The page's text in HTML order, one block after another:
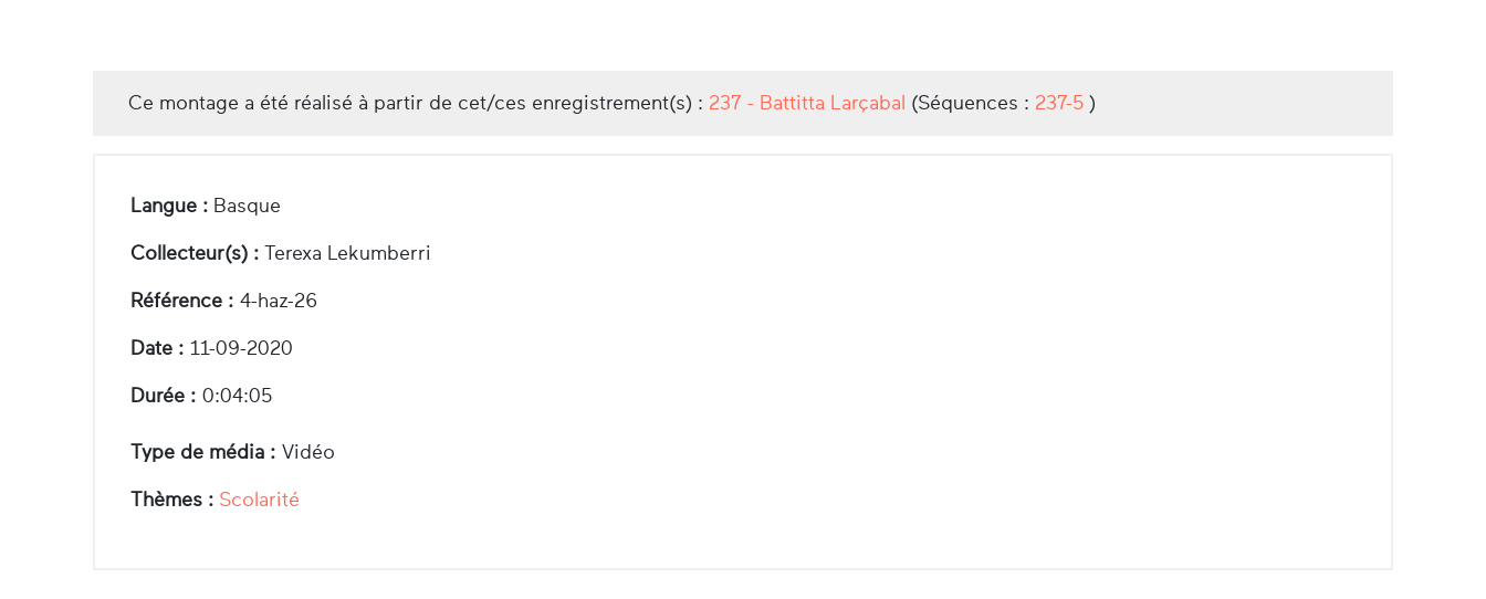
Ce montage a été réalisé à partir de cet/ces enregistrement(s) : 237 - Battitta Larçabal (Séquences : 237-5 )
Langue : Basque
Collecteur(s) : Terexa Lekumberri
Référence : 4-haz-26
Date : 11-09-2020
Durée : 0:04:05
Type de média : Vidéo
Thèmes : Scolarité